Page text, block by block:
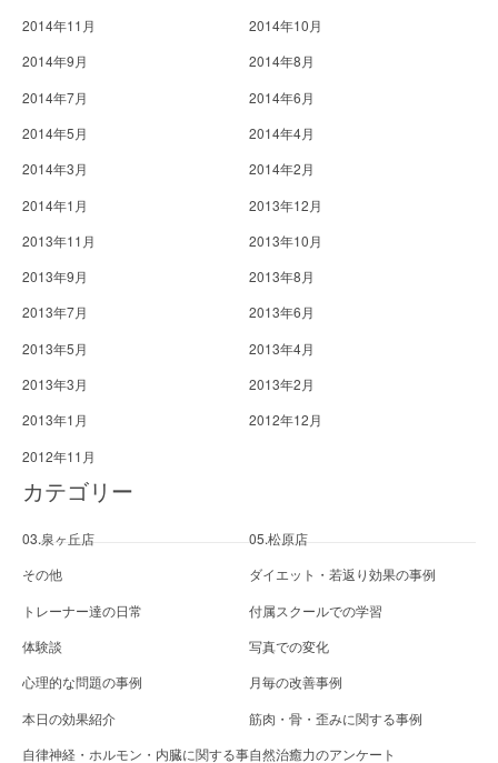
2014年11月
2014年10月
2014年9月
2014年8月
2014年7月
2014年6月
2014年5月
2014年4月
2014年3月
2014年2月
2014年1月
2013年12月
2013年11月
2013年10月
2013年9月
2013年8月
2013年7月
2013年6月
2013年5月
2013年4月
2013年3月
2013年2月
2013年1月
2012年12月
2012年11月
カテゴリー
03.泉ヶ丘店
05.松原店
その他
ダイエット・若返り効果の事例
トレーナー達の日常
付属スクールでの学習
体験談
写真での変化
心理的な問題の事例
月毎の改善事例
本日の効果紹介
筋肉・骨・歪みに関する事例
自律神経・ホルモン・内臓に関する事自然治癒力のアンケート